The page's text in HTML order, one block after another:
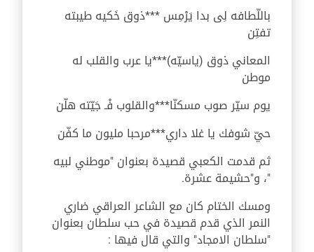
باللّطافه لِى بدا يَرْمِس ***ذوق خَكيه طيبته
تفتِن
المعاني ذوق (ياسيّه)***يا عرب والقلب له
موطن
يوم سيّر صوب مسكنّا***والقلوب فْـ جَيّته هلّن
حيّ شوفك يا غلا داري***مرحبا مليون ما كفّن
ثم قدمت الكعبي قصيدة بعنوان "موطني لبيه
"، و"حشيمة عشرة.
ومسك الختام كان مع الشاعر العراقي ضاري
النمر الذي قدم قصيدة في حب سلطان بعنوان
"سلطان الامجاد" والتي قال فيها :